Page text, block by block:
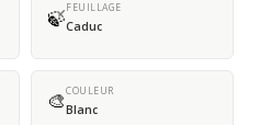
🍃FEUILLAGE
Caduc
🎨COULEUR
Blanc